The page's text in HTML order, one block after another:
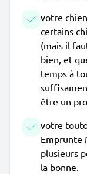
votre
certains
(mais il
bien, et
temps à
être un
votre
Emprunte
plusieurs
la bonne.